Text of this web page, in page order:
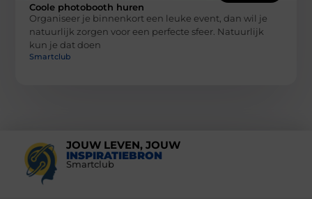
Coole photobooth huren
Organiseer je binnenkort een leuke event, dan wil je
natuurlijk zorgen voor een perfecte sfeer. Natuurlijk
kun je dat doen
Smartclub
JOUW LEVEN, JOUW
INSPIRATIEBRON
Smartclub